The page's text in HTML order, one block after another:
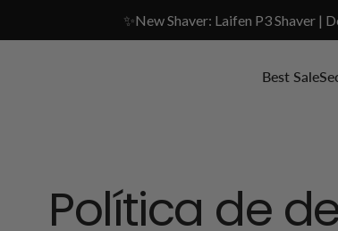
✨New Shaver: Laifen P3 Shaver |
Best Sale
Política de